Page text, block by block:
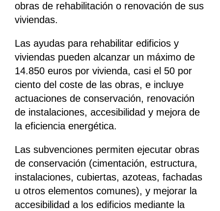
obras de rehabilitación o renovación de sus
viviendas.
Las ayudas para rehabilitar edificios y
viviendas pueden alcanzar un máximo de
14.850 euros por vivienda, casi el 50 por
ciento del coste de las obras, e incluye
actuaciones de conservación, renovación
de instalaciones, accesibilidad y mejora de
la eficiencia energética.
Las subvenciones permiten ejecutar obras
de conservación (cimentación, estructura,
instalaciones, cubiertas, azoteas, fachadas
u otros elementos comunes), y mejorar la
accesibilidad a los edificios mediante la